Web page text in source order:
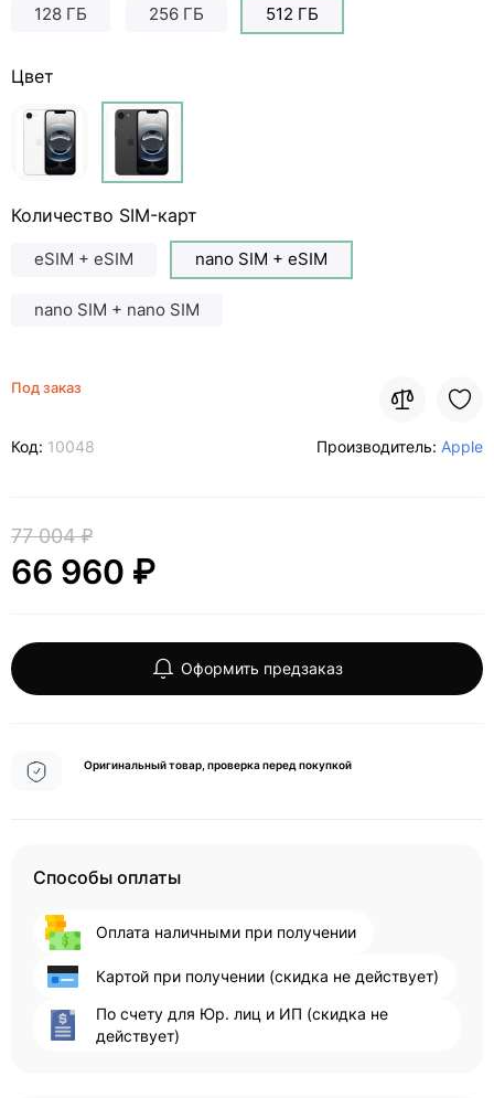
128 ГБ 256 ГБ 512 ГБ
Цвет
Количество SIM-карт
eSIM + eSIM nano SIM + eSIM
nano SIM + nano SIM
Под заказ
Код: 10048 Производитель: Apple
77 004 ₽
66 960 ₽
Оформить предзаказ
Оригинальный товар, проверка перед покупкой
Способы оплаты
Оплата наличными при получении
Картой при получении (скидка не действует)
По счету для Юр. лиц и ИП (скидка не
действует)